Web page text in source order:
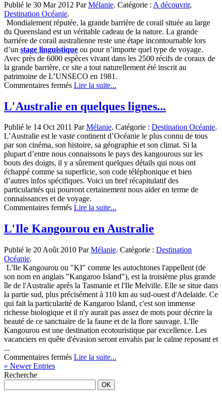
Publié le 30 Mar 2012 ParMélanie. Catégorie : A découvrir,
Destination Océanie.
Mondialement réputée, la grande barrière de corail située au large
du Queensland est un véritable cadeau de la nature. La grande
barrière de corail australienne reste une étape incontournable lors
d’un stage linguistique ou pour n’importe quel type de voyage.
Avec près de 6000 espèces vivant dans les 2500 récifs de coraux de
la grande barrière, ce site a tout naturellement été inscrit au
patrimoine de L’UNSECO en 1981.
Commentaires ferméssur
grande
barrière
corail :
un
écosystème
sans
égal
dans
le
monde
Lire la suite...
L'Australie en quelques lignes...
Publié le 14 Oct 2011 ParMélanie. Catégorie : Destination Océanie.
L’Australie est le vaste continent d’Océanie le plus connu de tous
par son cinéma, son histoire, sa géographie et son climat. Si la
plupart d’entre nous connaissons le pays des kangourous sur les
bouts des doigts, il y a sûrement quelques détails qui nous ont
échappé comme sa superficie, son code téléphonique et bien
d’autres infos spécifiques. Voici un bref récapitulatif des
particularités qui pourront certainement nous aider en terme de
connaissances et de voyage.
Commentaires ferméssur
en
quelques
Lire la suite...
L'Ile Kangourou en Australie
Publié le 20 Août 2010 ParMélanie. Catégorie : Destination
Océanie.
L'Ile Kangourou ou "KI" comme les autochtones l'appellent (de
son nom en anglais "Kangaroo Island"), est la troisième plus grande
île de l'Australie après la Tasmanie et l'Ile Melville. Elle se situe dans
la partie sud, plus précisément à 110 km au sud-ouest d'Adelaide. Ce
qui fait la particularité de Kangaroo Island, c'est son immense
richesse biologique et il n'y aurait pas assez de mots pour décrire la
beauté de ce sanctuaire de la faune et de la flore sauvage. L'Ile
Kangourou est une destination ecotouristique par excellence. Les
vacanciers en quête d'évasion seront envahis par le calme reposant et
...
Commentaires ferméssur
Australie
Lire la suite...
» Newer Entries
Recherche